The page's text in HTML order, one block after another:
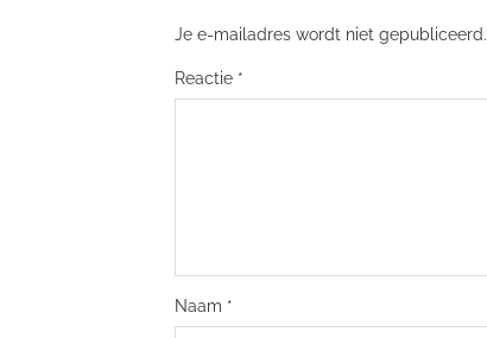
Je e-mailadres wordt niet gepubliceerd.
Reactie *
Naam *